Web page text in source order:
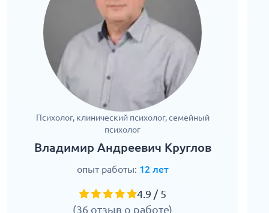
Психолог, клинический психолог, семейный
психолог
Владимир Андреевич Круглов
опыт работы: 12 лет
4.9 / 5
(36 отзыв о работе)